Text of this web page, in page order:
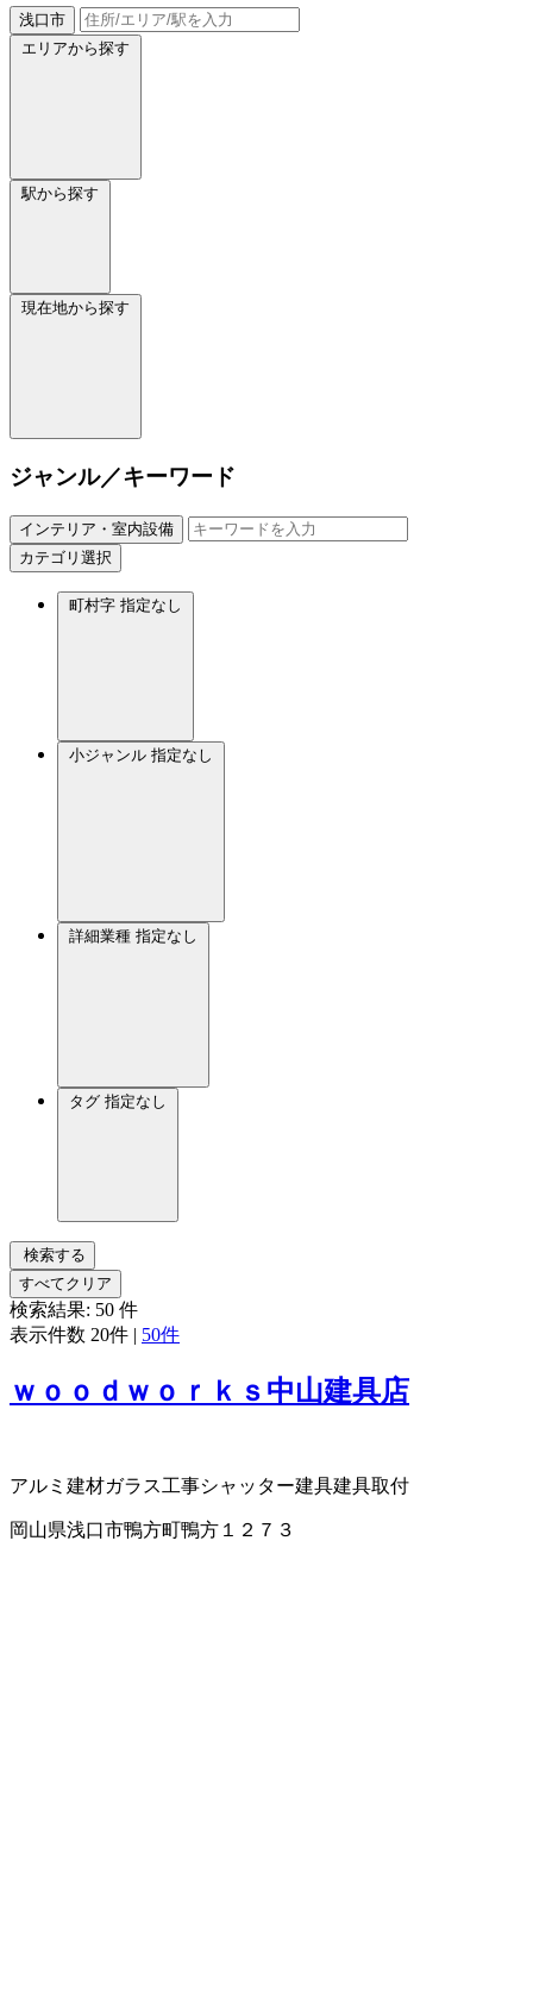
浅口市
エリアから探す
駅から探す
現在地から探す
ジャンル／キーワード
インテリア・室内設備
カテゴリ選択
町村字 指定なし
小ジャンル 指定なし
詳細業種 指定なし
タグ 指定なし
検索する
すべてクリア
検索結果: 50 件
表示件数 20件 | 50件
ｗｏｏｄｗｏｒｋｓ中山建具店
アルミ建材ガラス工事シャッター建具建具取付
岡山県浅口市鴨方町鴨方１２７３